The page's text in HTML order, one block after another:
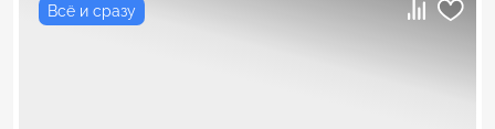
Всё и сразу